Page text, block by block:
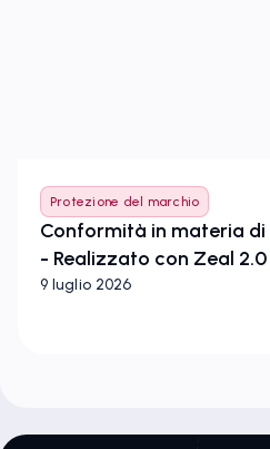
Protezione del marchio
Conformità in materia
- Realizzato con Zeal 2.0
9 luglio 2026